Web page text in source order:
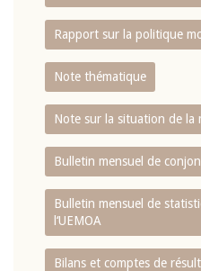
Rapport sur la politique
Note thématique
Note sur la situation de la
Bulletin mensuel de
Bulletin mensuel de
l‘UEMOA
Bilans et comptes de